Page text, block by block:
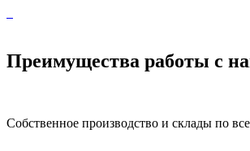
Преимущества работы с
Собственное производство и склады по